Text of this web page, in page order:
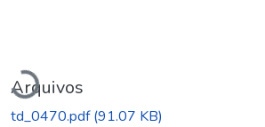
Carregando...
Arquivos
td_0470.pdf(91.07 KB)